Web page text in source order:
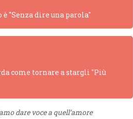
"Senza dire una parola"
come tornare a stargli "Più
dare voce a quell’amore